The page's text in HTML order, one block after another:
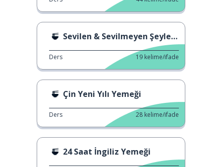
Sevilen & Sevilmeyen Şeyler 1
Ders 19 kelime/ifade
Çin Yeni Yılı Yemeği
Ders 28 kelime/ifade
24 Saat İngiliz Yemeği